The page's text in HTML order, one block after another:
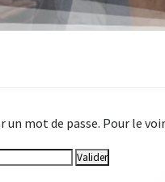
mot de passe. Pour le